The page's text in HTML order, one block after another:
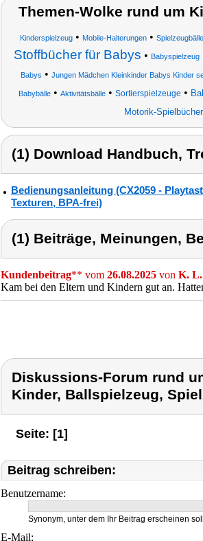
Themen-Wolke rund um
Kinderspielzeug • Mobile-Halterungen • Spielzeugbälle
Stoffbücher für Babys • Babyspielzeug
Babys • Jungen Mädchen Kleinkinder Babys Kinder
Babybälle• Aktivitätsbälle• Sortierspielzeuge •
Motorik-
(1) Download Handbuch,
Bedienungsanleitung (CX2059 -
Texturen, BPA-frei)
(1) Beiträge, Meinungen,
Kundenbeitrag** vom 26.08.2025 von K. L.
Kam bei den Eltern und Kindern gut an.
Diskussions-Forum rund
Kinder, Ballspielzeug,
Seite: [1]
Beitrag schreiben:
Benutzername:
Synonym, unter dem Ihr Beitrag erscheinen soll
E-Mail: